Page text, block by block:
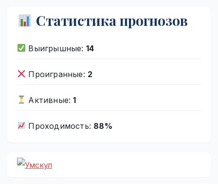
Статистика прогнозов
Выигрышные: 14
Проигранные: 2
Активные:1
Проходимость: 88%